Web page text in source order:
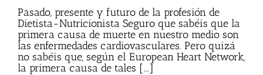
Pasado, presente y futuro de la profesión de
Dietista-Nutricionista Seguro que sabéis que la
primera causa de muerte en nuestro medio son
las enfermedades cardiovasculares. Pero quizá
no sabéis que, según el European Heart Network,
la primera causa de tales [...]